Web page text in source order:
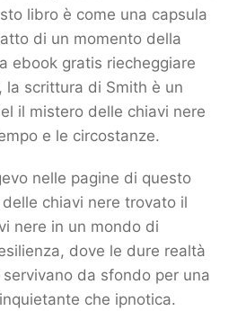
libro è come una capsula
di un momento della
ebook gratis riecheggiare
la scrittura di Smith è un
il mistero delle chiavi nere
e le circostanze.
nelle pagine di questo
chiavi nere trovato il
nere in un mondo di
dove le dure realtà
da sfondo per una
che ipnotica.